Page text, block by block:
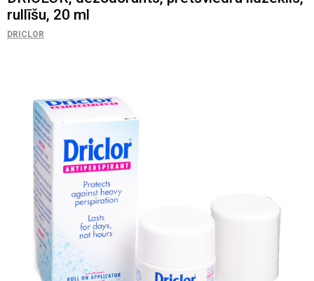
rullīšu, 20 ml
DRICLOR